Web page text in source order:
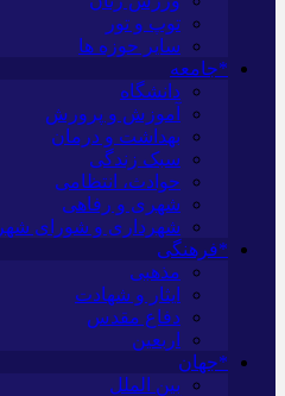
توپ و تور
سایر حوزه ها
*جامعه
دانشگاه
آموزش و پرورش
بهداشت و درمان
سبک زندگی
حوادث، انتظامی
شهری و رفاهی
شهرداری و شورای شهر
*فرهنگی
مذهبی
ایثار و شهادت
دفاع مقدس
اربعین
*جهان
بین الملل